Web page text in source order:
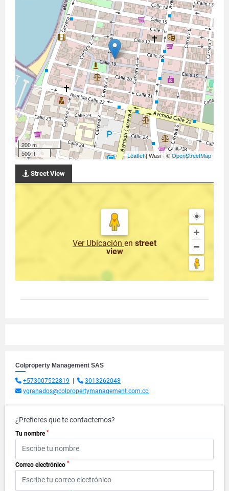
200 m
500 ft
Leaflet| Wasi - ©OpenStreetMap
Street View
Ver Ubicación en street
view
Colproperty Management SAS
+573007522819
3013262048
vgranados@colpropertymanagement.com.co
¿Prefieres que te contactemos?
Tu nombre *
Correo electrónico *